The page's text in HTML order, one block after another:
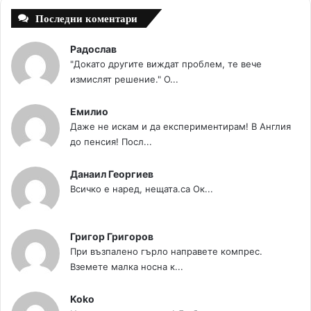
Последни коментари
Радослав
"Докато другите виждат проблем, те вече
измислят решение." О...
Емилио
Даже не искам и да експериментирам! В Англия
до пенсия! Посл...
Данаил Георгиев
Всичко е наред, нещата.са Ок...
Григор Григоров
При възпалено гърло направете компрес.
Вземете малка носна к...
Koko